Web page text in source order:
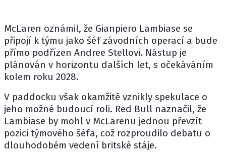
McLaren oznámil, že Gianpiero Lambiase se
připojí k týmu jako šéf závodních operací a bude
přímo podřízen Andree Stellovi. Nástup je
plánován v horizontu dalších let, s očekáváním
kolem roku 2028.
V paddocku však okamžitě vznikly spekulace o
jeho možné budoucí roli. Red Bull naznačil, že
Lambiase by mohl v McLarenu jednou převzít
pozici týmového šéfa, což rozproudilo debatu o
dlouhodobém vedení britské stáje.